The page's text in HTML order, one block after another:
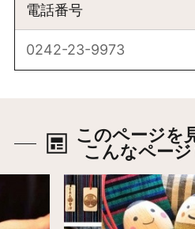
電話番号
0242-23-9973
このページを
こんなペー
詳細はこちら